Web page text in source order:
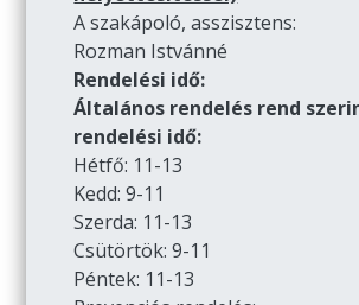
A szakápoló, asszisztens:
Rozman Istvánné
Rendelési idő:
Általános rendelés rend
rendelési idő:
Hétfő: 11-13
Kedd: 9-11
Szerda: 11-13
Csütörtök: 9-11
Péntek: 11-13